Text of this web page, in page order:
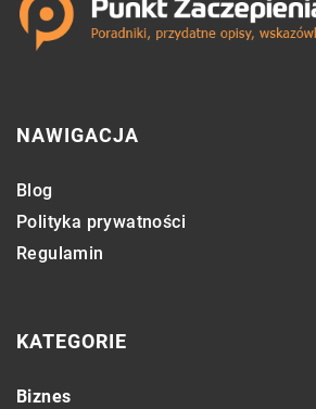
NAWIGACJA
Blog
Polityka prywatności
Regulamin
KATEGORIE
Biznes